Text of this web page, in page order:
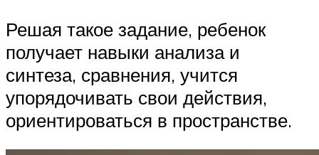
Решая такое задание, ребенок
получает навыки анализа и
синтеза, сравнения, учится
упорядочивать свои действия,
ориентироваться в пространстве.